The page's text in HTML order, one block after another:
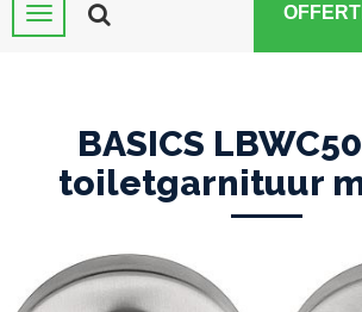
BASICS
toiletgarnituur